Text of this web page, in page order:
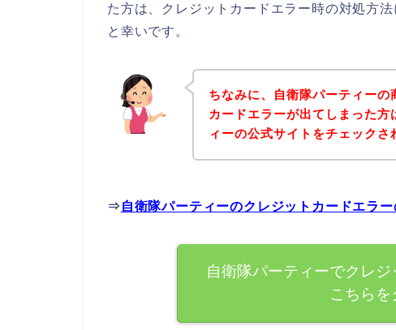
た方は、クレジットカードエラー時の対処方
と幸いです。
ちなみに、自衛隊パーティーの
カードエラーが出てしまった
ィーの公式サイトをチェック
⇒ 自衛隊パーティーのクレジットカードエラ
自衛隊パーティーでクレ
こちらを